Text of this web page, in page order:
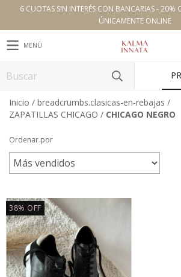
6 CUOTAS SIN INTERÉS CON BANCARIAS - 20%
ÚNICAMENTE ONLINE
MENÚ
Inicio / breadcrumbs.clasicas-en-rebajas /
ZAPATILLAS CHICAGO / CHICAGO NEGRO
Ordenar por
38% OFF